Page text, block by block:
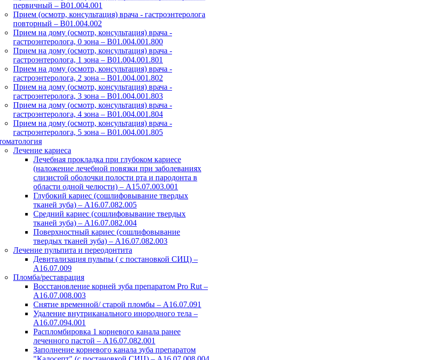
первичный – B01.004.001
Прием (осмотр, консультация) врача - гастроэнтеролога
повторный – B01.004.002
Прием на дому (осмотр, консультация) врача -
гастроэнтеролога, 0 зона – B01.004.001.800
Прием на дому (осмотр, консультация) врача -
гастроэнтеролога, 1 зона – B01.004.001.801
Прием на дому (осмотр, консультация) врача -
гастроэнтеролога, 2 зона – B01.004.001.802
Прием на дому (осмотр, консультация) врача -
гастроэнтеролога, 3 зона – B01.004.001.803
Прием на дому (осмотр, консультация) врача -
гастроэнтеролога, 4 зона – B01.004.001.804
Прием на дому (осмотр, консультация) врача -
гастроэнтеролога, 5 зона – B01.004.001.805
Лечение кариеса
Лечебная прокладка при глубоком кариесе
(наложение лечебной повязки при заболеваниях
слизистой оболочки полости рта и пародонта в
области одной челюсти) – A15.07.003.001
Глубокий кариес (сошлифовывание твердых
тканей зуба) – А16.07.082.005
Средний кариес (сошлифовывание твердых
тканей зуба) – А16.07.082.004
Поверхностный кариес (сошлифовывание
твердых тканей зуба) – А16.07.082.003
Лечение пульпита и переодонтита
Девитализация пульпы ( с постановкой СИЦ) –
A16.07.009
Пломба/реставрация
Восстановление корней зуба препаратом Pro Rut –
A16.07.008.003
Снятие временной/ старой пломбы – A16.07.091
Удаление внутриканального инородного тела –
A16.07.094.001
Распломбировка 1 корневого канала ранее
леченного пастой – A16.07.082.001
Заполнение корневого канала зуба препаратом